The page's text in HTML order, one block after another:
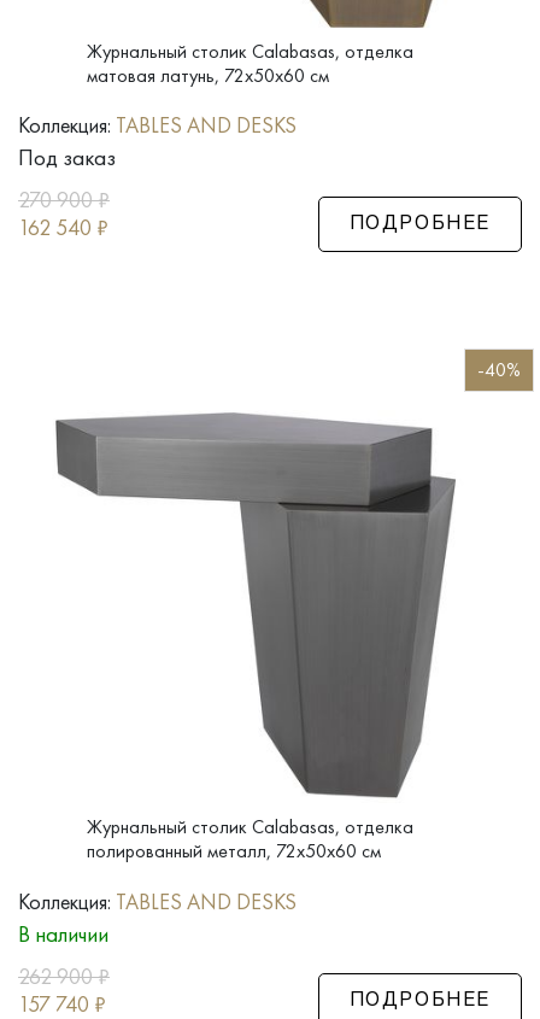
Журнальный столик Calabasas, отделка
матовая латунь, 72x50x60 см
Коллекция: TABLES AND DESKS
Под заказ
270 900₽
162 540 ₽ ПОДРОБНЕЕ
-40%
Журнальный столик Calabasas, отделка
полированный металл, 72x50x60 см
Коллекция: TABLES AND DESKS
В наличии
262 900₽
157 740 ₽ ПОДРОБНЕЕ